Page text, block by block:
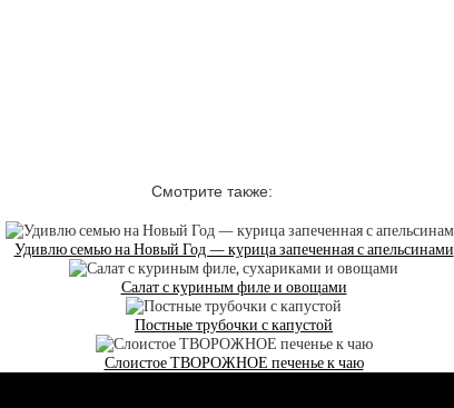
Смотрите также:
Удивлю семью на Новый Год — курица запеченная с апельсинами
Салат с куриным филе и овощами
Постные трубочки с капустой
Слоистое ТВОРОЖНОЕ печенье к чаю